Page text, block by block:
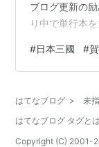
ブログ更新の
り中で単行本
めたいと思い
ご了承くださ
は最後にどう
き）とは？ 基
将軍隊 ・性別
#日本三國 #
はてなブログ > 未
はてなブログ タグとは
Copyright (C) 2001-